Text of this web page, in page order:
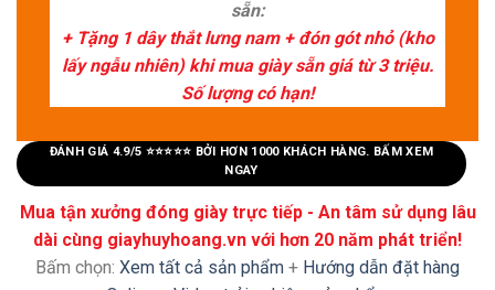
sẵn:
+ Tặng 1 dây thắt lưng nam + đón gót nhỏ (kho
lấy ngẫu nhiên) khi mua giày sẵn giá từ 3 triệu.
Số lượng có hạn!
ĐÁNH GIÁ 4.9/5 ⭐⭐⭐⭐⭐ BỞI HƠN 1000 KHÁCH HÀNG. BẤM XEM
NGAY
Mua tận xưởng đóng giày trực tiếp - An tâm sử dụng lâu
dài cùng giayhuyhoang.vn với hơn 20 năm phát triển!
Bấm chọn: Xem tất cả sản phẩm + Hướng dẫn đặt hàng